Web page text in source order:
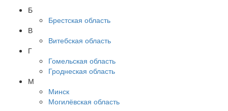
Б
Брестская область
В
Витебская область
Г
Гомельская область
Гроднеская область
М
Минск
Могилёвская область